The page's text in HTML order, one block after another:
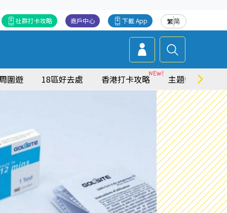
繁简
下載 App
商戶中心
社群打卡攻略
圍遊 18區好去處 香港打卡攻略 主題特集